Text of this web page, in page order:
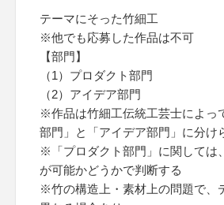
テーマにそった竹細工
※他でも応募した作品は不可
【部門】
（1）プロダクト部門
（2）アイデア部門
※作品は竹細工伝統工芸士によっ
部門」と「アイデア部門」に分け
※「プロダクト部門」に関しては
が可能かどうかで判断する
※竹の構造上・素材上の問題で、